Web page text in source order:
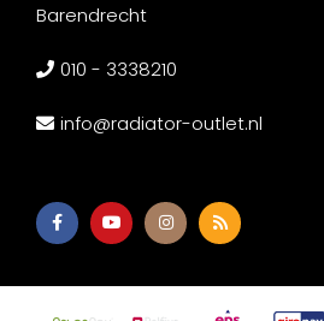
Barendrecht
010 - 3338210
info@radiator-outlet.nl